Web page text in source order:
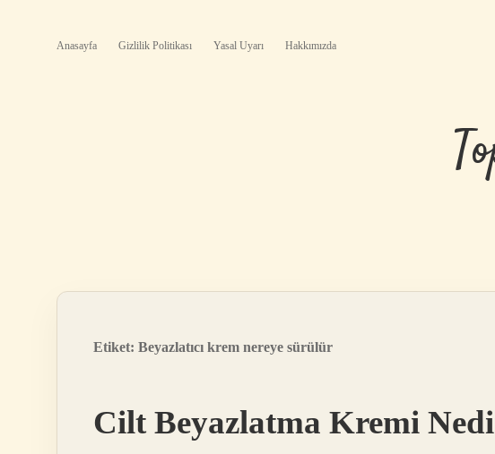
Anasayfa Gizlilik Politikası Yasal Uyarı Hakkımızda
Etiket: Beyazlatıcı krem nereye sürülür
Cilt Beyazlatma Kremi